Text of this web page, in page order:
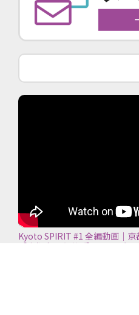
Kyoto SPIRIT #1 全編動画｜
【京都商工会議所】＜2026年7